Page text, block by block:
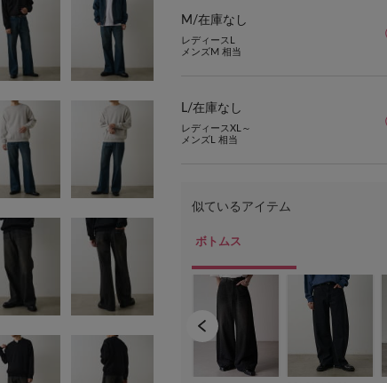
M/在庫なし
レディースL
メンズM 相当
L/在庫なし
レディースXL～
メンズL 相当